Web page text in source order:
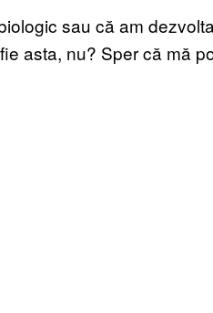
sau că am
asta, nu? Sper că mă